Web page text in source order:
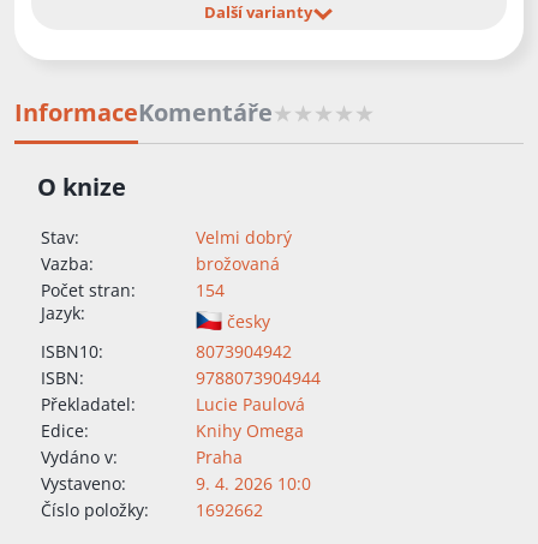
Další varianty
InformaceKomentáře
O knize
Stav:
Velmi dobrý
Vazba:
brožovaná
Počet stran:
154
Jazyk:
česky
ISBN10:
8073904942
ISBN:
9788073904944
Překladatel:
Lucie Paulová
Edice:
Knihy Omega
Vydáno v:
Praha
Vystaveno:
9. 4. 2026 10:0
Číslo položky:
1692662